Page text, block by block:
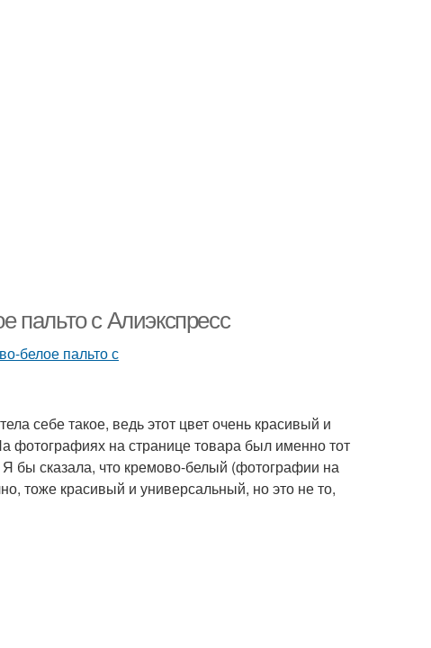
пальто с Алиэкспресс
себе такое, ведь этот цвет очень красивый и
фотографиях на странице товара был именно тот
бы сказала, что кремово-белый (фотографии на
тоже красивый и универсальный, но это не то,